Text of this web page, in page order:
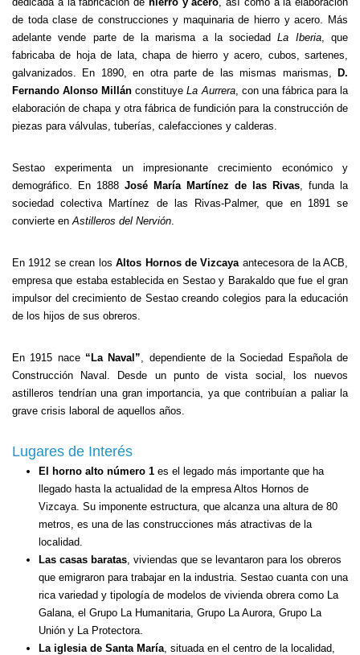
de toda clase de construcciones y maquinaria de hierro y acero. Más
adelante vende parte de la marisma a la sociedadLa Iberia, que
fabricaba de hoja de lata, chapa de hierro y acero, cubos, sartenes,
galvanizados. En 1890, en otra parte de las mismas marismas,
D.
Fernando Alonso Millán constituyeLa Aurrera, con una fábrica para la
elaboración de chapa y otra fábrica de fundición para la construcción de
piezas para válvulas, tuberías, calefacciones y calderas.
Sestao experimenta un impresionante crecimiento económico y
demográfico. En 1888 José María Martínez de las Rivas, funda la
sociedad colectiva Martínez de las Rivas-Palmer, que en 1891 se
convierte enAstilleros del Nervión.
En 1912 se crean losAltos Hornos de Vizcayaantecesora de la ACB,
empresa que estaba establecida en Sestao y Barakaldo que fue el gran
impulsor del crecimiento de Sestao creando colegios para la educación
de los hijos de sus obreros.
En 1915 nace “La Naval”, dependiente de la Sociedad Española de
Construcción Naval. Desde un punto de vista social, los nuevos
astilleros tendrían una gran importancia, ya que contribuían a paliar la
grave crisis laboral de aquellos años.
Lugares de Interés
El horno alto número 1es el legado más importante que ha
llegado hasta la actualidad de la empresa Altos Hornos de
Vizcaya. Su imponente estructura, que alcanza una altura de 80
metros, es una de las construcciones más atractivas de la
localidad.
Las casas baratas, viviendas que se levantaron para los obreros
que emigraron para trabajar en la industria. Sestao cuanta con una
rica variedad y tipología de modelos de vivienda obrera como La
Galana, el Grupo La Humanitaria, Grupo La Aurora, Grupo La
Unión y La Protectora.
La iglesia de Santa María, situada en el centro de la localidad,